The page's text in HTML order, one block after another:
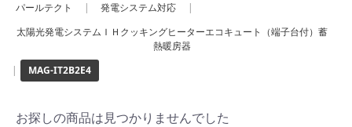
パールテクト
| 発電システム対応
|
太陽光発電システムＩＨクッキングヒーターエコキュート（端子台付）蓄
熱暖房器
|
MAG-IT2B2E4
お探しの商品は見つかりませんでした